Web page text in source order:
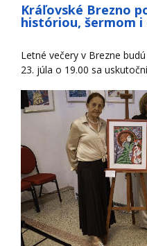
Kráľovské Brezno
históriou, šermom i
Letné večery v Brezne
23. júla o 19.00 sa